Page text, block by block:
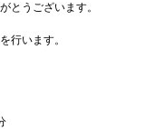
とうございます。
行います。